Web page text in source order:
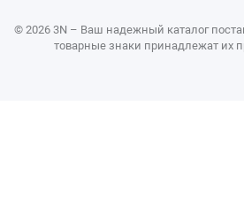
© 2026 3N – Ваш надежный каталог
товарные знаки принадлежат их